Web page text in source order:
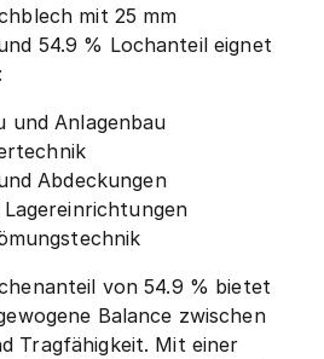
mit 25 mm
54.9 % Lochanteil eignet
und Anlagenbau
Abdeckungen
Lagereinrichtungen
von 54.9 % bietet
Balance zwischen
Tragfähigkeit. Mit einer